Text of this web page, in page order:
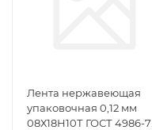
Лента нержавеющая
упаковочная 0,12 мм
08Х18Н10Т ГОСТ 4986-79